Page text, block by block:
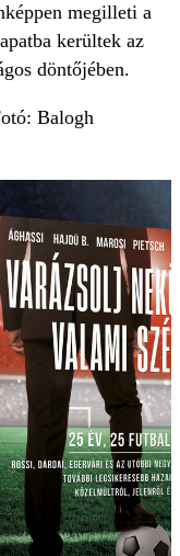
megilleti a
kerültek az
döntőjében.
Balogh